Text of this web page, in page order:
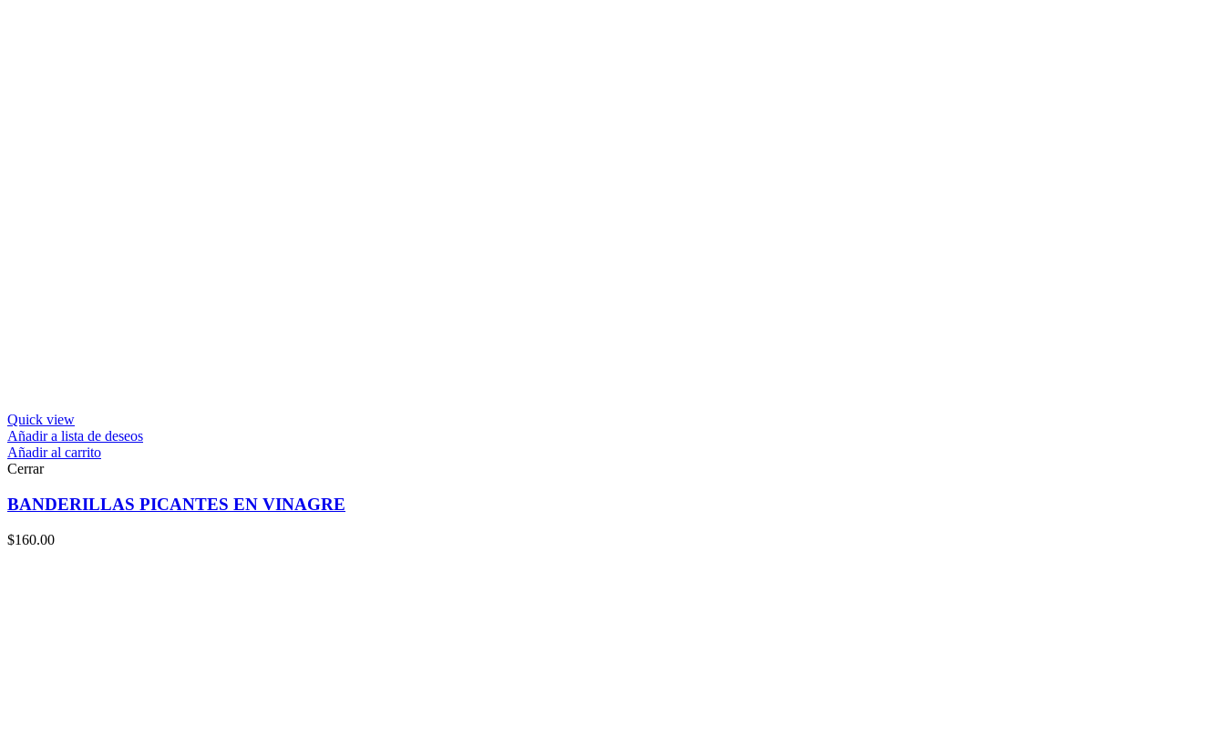
Quick view
Añadir a lista de deseos
Añadir al carrito
Cerrar
BANDERILLAS PICANTES EN VINAGRE
$160.00